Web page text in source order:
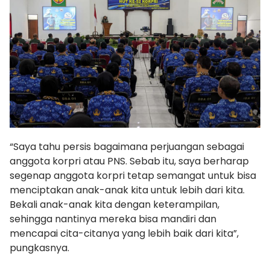
“Saya tahu persis bagaimana perjuangan sebagai
anggota korpri atau PNS. Sebab itu, saya berharap
segenap anggota korpri tetap semangat untuk bisa
menciptakan anak-anak kita untuk lebih dari kita.
Bekali anak-anak kita dengan keterampilan,
sehingga nantinya mereka bisa mandiri dan
mencapai cita-citanya yang lebih baik dari kita”,
pungkasnya.